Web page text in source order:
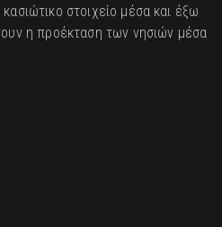
στοιχείο μέσα και έξω
η προέκταση των νησιών μέσα